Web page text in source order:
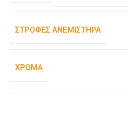
ΣΤΡΟΦΈΣ ΑΝΕΜΙΣΤΉΡΑ
ΧΡΏΜΑ